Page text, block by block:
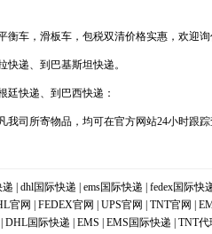
衡车，滑板车，包税双清价格实惠，欢迎
递、到巴基斯坦快递。
廷快递、到巴西快递：
我司所寄物品，均可在官方网站24小时跟
递 dhl国际快递 ems国际快递
fedex国际快
官网 FEDEX官网 UPS官网 TNT官网
DHL国际快递 EMS EMS国际快递 TNT代